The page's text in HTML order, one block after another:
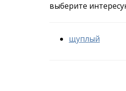
выберите
щуплый